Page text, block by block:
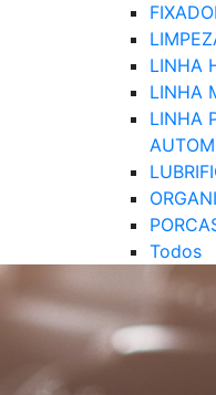
LINHA
LINHA
LINHA
Todos